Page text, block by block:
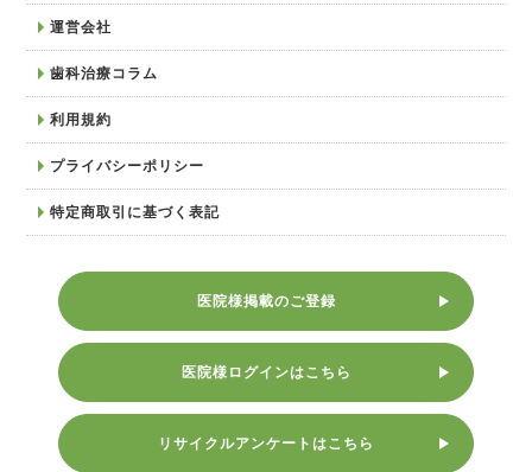
運営会社
歯科治療コラム
利用規約
プライバシーポリシー
特定商取引に基づく表記
医院様掲載のご登録
医院様ログインはこちら
リサイクルアンケートはこちら